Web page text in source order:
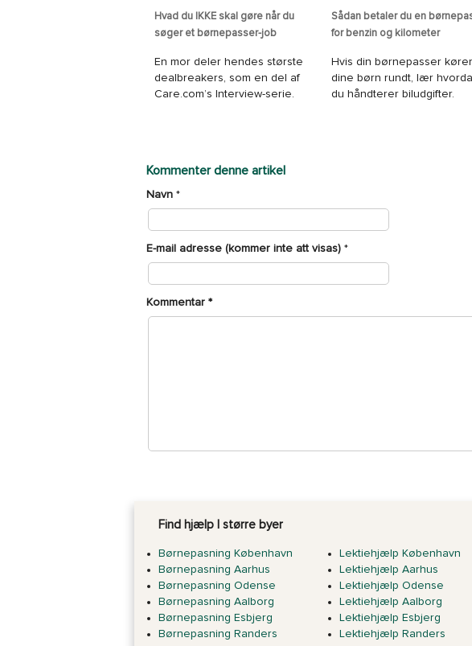
Hvad du IKKE skal gøre når du
søger et børnepasser-job
En mor deler hendes største
dealbreakers, som en del af
Care.com’s Interview-serie.
Sådan betaler du en
for benzin og kilometer
Hvis din børnepasser kører
dine børn rundt, lær
du håndterer biludgifter.
Kommenter denne artikel
Navn *
E-mail adresse (kommer inte att visas) *
Kommentar *
Find hjælp I større byer
Børnepasning København
Børnepasning Aarhus
Børnepasning Odense
Børnepasning Aalborg
Børnepasning Esbjerg
Børnepasning Randers
Lektiehjælp København
Lektiehjælp Aarhus
Lektiehjælp Odense
Lektiehjælp Aalborg
Lektiehjælp Esbjerg
Lektiehjælp Randers